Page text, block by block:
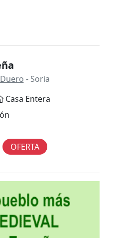
- Soria
Casa Entera
OFERTA